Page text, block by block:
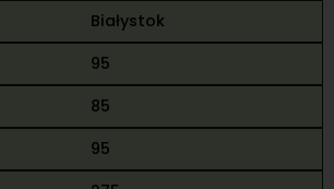
Białystok
95
85
95